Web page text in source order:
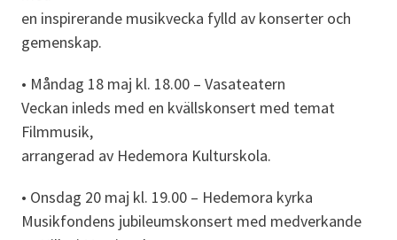
en inspirerande musikvecka fylld av konserter och
gemenskap.
• Måndag 18 maj kl. 18.00 – Vasateatern
Veckan inleds med en kvällskonsert med temat
Filmmusik,
arrangerad av Hedemora Kulturskola.
• Onsdag 20 maj kl. 19.00 – Hedemora kyrka
Musikfondens jubileumskonsert med medverkande